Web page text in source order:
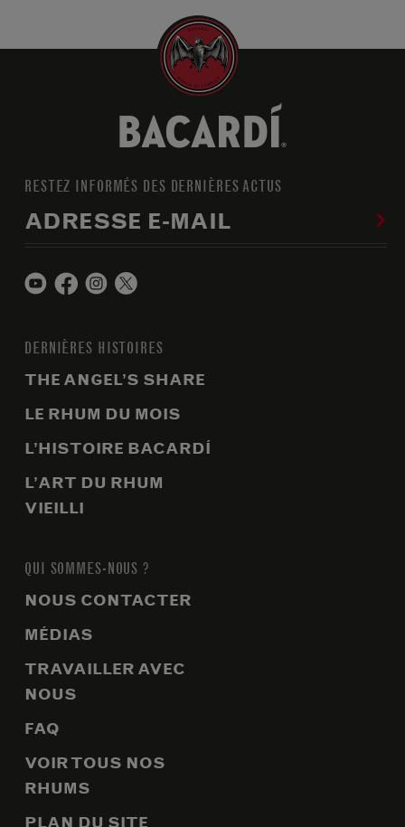
RESTEZ INFORMÉS DES DERNIÈRES ACTUS
ADRESSE E-MAIL
DERNIÈRES HISTOIRES
THE ANGEL’S SHARE
LE RHUM DU MOIS
L’HISTOIRE BACARDÍ
L’ART DU RHUM
VIEILLI
QUI SOMMES-NOUS ?
NOUS CONTACTER
MÉDIAS
TRAVAILLER AVEC
NOUS
FAQ
VOIR TOUS NOS
RHUMS
PLAN DU SITE